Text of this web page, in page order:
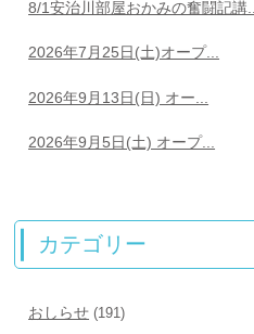
8/1安治川部屋おかみの奮闘記講...
2026年7月25日(土)オープ...
2026年9月13日(日) オー...
2026年9月5日(土) オープ...
カテゴリー
おしらせ (191)